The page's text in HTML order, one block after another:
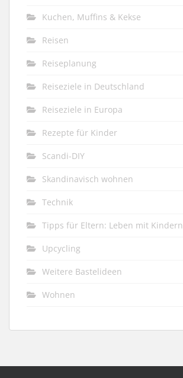
Kuchen, Muffins & Kekse
Reisen
Reiseplanung
Reiseziele in Deutschland
Reiseziele in Europa
Rezepte für Kinder
Scandi-DIY
Skandinavisch wohnen
Technik
Tipps für Eltern: Leben mit Kindern
Upcycling
Weitere Bastelideen
Wohnen